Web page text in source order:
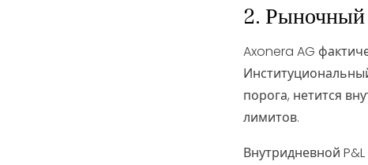
2. Рыночный
Axonera AG
порога, нетится
лимитов.
Внутридневной